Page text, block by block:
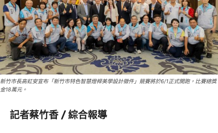
新竹市長高虹安宣布「新竹市特色智慧燈桿美學設計徵件」競賽將於6/1正式開跑，比賽總獎
金18萬元。
記者蔡竹香 / 綜合報導